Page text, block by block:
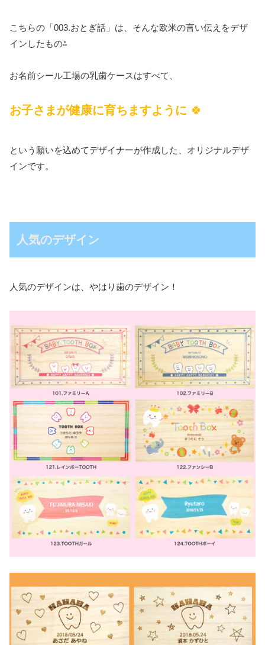
こちらの「003.おとぎ話」は、そんな欧米の言い伝えをデザ
インしたもの⁂
お名前シール工場の乳歯ケースはすべて、
お子さまが健康に育ちますように 🍀
という願いを込めてデザイナーが作成した、オリジナルデザ
インです。
人気のデザイン
人気のデザインは、やはり歯のデザイン！